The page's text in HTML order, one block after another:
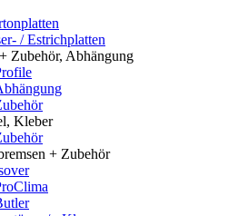
/ Estrichplatten
Zubehör, Abhängung
Kleber
+ Zubehör